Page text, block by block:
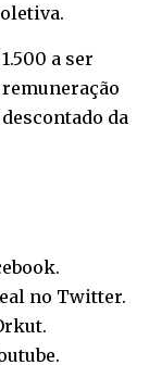
a ser
da
.
no Twitter.
.
.